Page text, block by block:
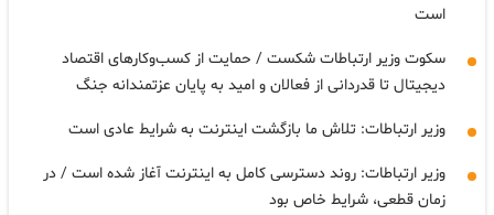
است
سکوت وزیر ارتباطات شکست / حمایت از کسب‌وکارهای اقتصاد
دیجیتال تا قدردانی از فعالان و امید به پایان عزتمندانه جنگ
وزیر ارتباطات: تلاش ما بازگشت اینترنت به شرایط عادی است
وزیر ارتباطات: روند دسترسی کامل به اینترنت آغاز شده است / در
زمان قطعی، شرایط خاص بود